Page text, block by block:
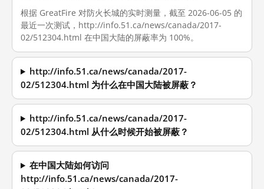
根据 GreatFire 对防火长城的实时测量，截至 2026-06-05 的
最近一次测试，http://info.51.ca/news/canada/2017-
02/512304.html 在中国大陆的屏蔽率为 100%。
http://info.51.ca/news/canada/2017-
02/512304.html 为什么在中国大陆被屏蔽？
http://info.51.ca/news/canada/2017-
02/512304.html 从什么时候开始被屏蔽？
在中国大陆如何访问
http://info.51.ca/news/canada/2017-